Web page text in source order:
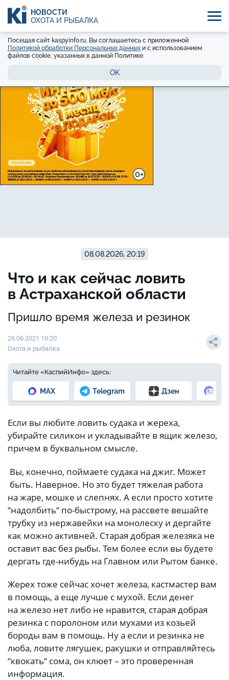
НОВОСТИ
ОХОТА И РЫБАЛКА
Посещая сайт kaspyinfo.ru, Вы соглашаетесь с приложенной
Политикой обработки Персональных данных и с использованием
файлов cookie, указанных в данной Политике.
OK
08.08.2026, 20:19
Что и как сейчас ловить
в Астраханской области
Пришло время железа и резинок
26.06.2021 10:20
Охота и рыбалка
Читайте «КаспийИнфо» здесь:
MAX Telegram Дзен
Если вы любите ловить судака и жереха,
убирайте силикон и укладывайте в ящик железо,
причем в буквальном смысле.
Вы, конечно, поймаете судака на джиг. Может
быть. Наверное. Но это будет тяжелая работа
на жаре, мошке и слепнях. А если просто хотите
“надолбить“ по-быстрому, на рассвете вешайте
трубку из нержавейки на монолеску и дергайте
как можно активней. Старая добрая железяка не
оставит вас без рыбы. Тем более если вы будете
дергать где-нибудь на Главном или Рытом банке.
Жерех тоже сейчас хочет железа, кастмастер вам
в помощь, а еще лучше с мухой. Если денег
на железо нет либо не нравится, старая добрая
резинка с поролоном или мухами из козьей
бороды вам в помощь. Ну а если и резинка не
люба, ловите лягушек, ракушки и отправляйтесь
“квокать“ сома, он клюет – это проверенная
информация.